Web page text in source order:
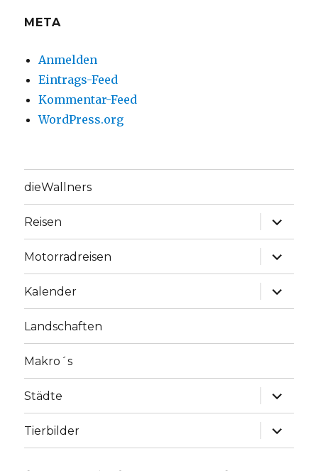
META
Anmelden
Eintrags-Feed
Kommentar-Feed
WordPress.org
dieWallners
Reisen
Motorradreisen
Kalender
Landschaften
Makro´s
Städte
Tierbilder